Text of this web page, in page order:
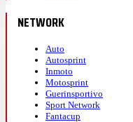
NETWORK
Auto
Autosprint
Inmoto
Motosprint
Guerinsportivo
Sport Network
Fantacup